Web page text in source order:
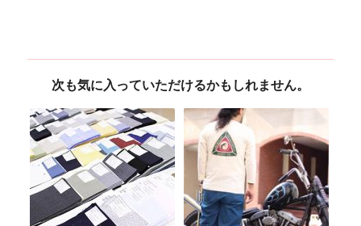
次も気に入っていただけるかもしれません。